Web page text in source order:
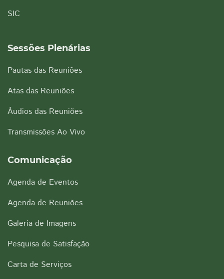
SIC
Sessões Plenárias
Pautas das Reuniões
Atas das Reuniões
Áudios das Reuniões
Transmissões Ao Vivo
Comunicação
Agenda de Eventos
Agenda de Reuniões
Galeria de Imagens
Pesquisa de Satisfação
Carta de Serviços